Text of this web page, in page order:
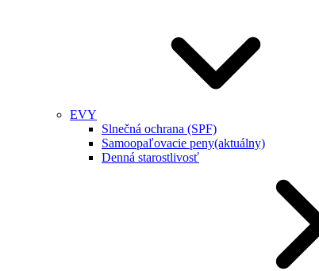
EVY
Slnečná ochrana (SPF)
Samoopaľovacie peny(aktuálny)
Denná starostlivosť